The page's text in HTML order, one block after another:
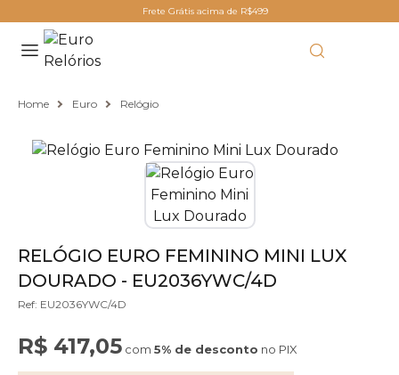
Frete Grátis acima de R$499
Home Euro Relógio
RELÓGIO EURO FEMININO MINI LUX
DOURADO - EU2036YWC/4D
Ref: EU2036YWC/4D
R$ 417,05 com 5% de desconto no PIX